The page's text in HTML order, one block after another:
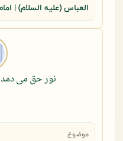
العباس (علیه السلام) |
نور حق می
موضوع